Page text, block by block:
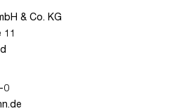
& Co. KG
11
0